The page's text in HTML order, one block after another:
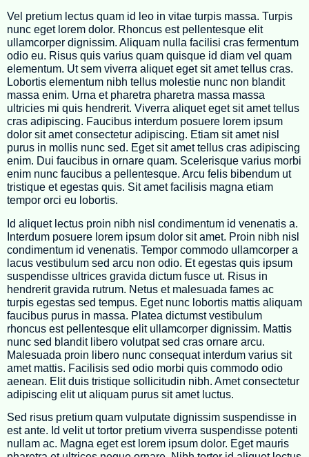
Vel pretium lectus quam id leo in vitae turpis massa. Turpis
nunc eget lorem dolor. Rhoncus est pellentesque elit
ullamcorper dignissim. Aliquam nulla facilisi cras fermentum
odio eu. Risus quis varius quam quisque id diam vel quam
elementum. Ut sem viverra aliquet eget sit amet tellus cras.
Lobortis elementum nibh tellus molestie nunc non blandit
massa enim. Urna et pharetra pharetra massa massa
ultricies mi quis hendrerit. Viverra aliquet eget sit amet tellus
cras adipiscing. Faucibus interdum posuere lorem ipsum
dolor sit amet consectetur adipiscing. Etiam sit amet nisl
purus in mollis nunc sed. Eget sit amet tellus cras adipiscing
enim. Dui faucibus in ornare quam. Scelerisque varius morbi
enim nunc faucibus a pellentesque. Arcu felis bibendum ut
tristique et egestas quis. Sit amet facilisis magna etiam
tempor orci eu lobortis.
Id aliquet lectus proin nibh nisl condimentum id venenatis a.
Interdum posuere lorem ipsum dolor sit amet. Proin nibh nisl
condimentum id venenatis. Tempor commodo ullamcorper a
lacus vestibulum sed arcu non odio. Et egestas quis ipsum
suspendisse ultrices gravida dictum fusce ut. Risus in
hendrerit gravida rutrum. Netus et malesuada fames ac
turpis egestas sed tempus. Eget nunc lobortis mattis aliquam
faucibus purus in massa. Platea dictumst vestibulum
rhoncus est pellentesque elit ullamcorper dignissim. Mattis
nunc sed blandit libero volutpat sed cras ornare arcu.
Malesuada proin libero nunc consequat interdum varius sit
amet mattis. Facilisis sed odio morbi quis commodo odio
aenean. Elit duis tristique sollicitudin nibh. Amet consectetur
adipiscing elit ut aliquam purus sit amet luctus.
Sed risus pretium quam vulputate dignissim suspendisse in
est ante. Id velit ut tortor pretium viverra suspendisse potenti
nullam ac. Magna eget est lorem ipsum dolor. Eget mauris